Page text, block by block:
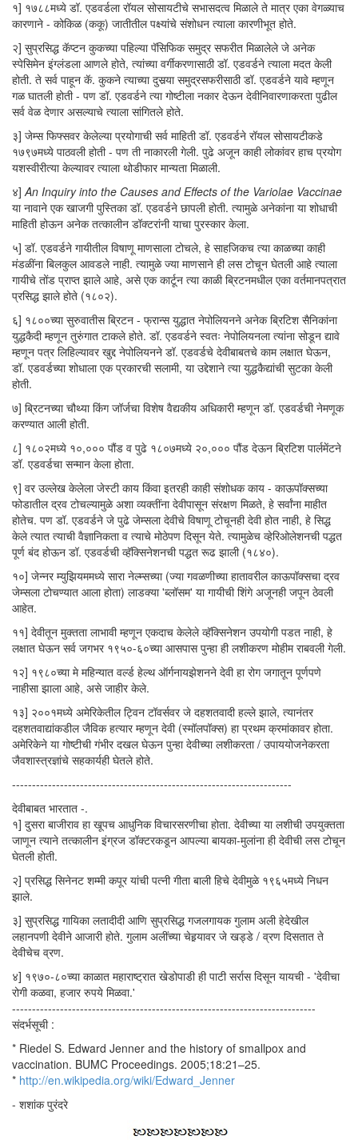
१] १७८८मध्ये डॉ. एडवर्डला रॉयल सोसायटीचे सभासदत्व मिळाले ते मात्र एका वेगळ्याच
कारणाने - कोकिळ (ककू) जातीतील पक्ष्यांचे संशोधन त्याला कारणीभूत होते.
२] सुप्रसिद्ध कॅप्टन कुकच्या पहिल्या पॅसिफिक समुद्र सफरीत मिळालेले जे अनेक
स्पेसिमेन इंग्लंडला आणले होते, त्यांच्या वर्गीकरणासाठी डॉ. एडवर्डने त्याला मदत केली
होती. ते सर्व पाहून कॅ. कुकने त्याच्या दुसर्‍या समुद्रसफरीसाठी डॉ. एडवर्डने यावे म्हणून
गळ घातली होती - पण डॉ. एडवर्डने त्या गोष्टीला नकार देऊन देवीनिवारणाकरता पुढील
सर्व वेळ देणार असल्याचे त्याला सांगितले होते.
३] जेम्स फिफ्सवर केलेल्या प्रयोगाची सर्व माहिती डॉ. एडवर्डने रॉयल सोसायटीकडे
१७९७मध्ये पाठवली होती - पण ती नाकारली गेली. पुढे अजून काही लोकांवर हाच प्रयोग
यशस्वीरीत्या केल्यावर त्याला थोडीफार मान्यता मिळाली.
४]An Inquiry into the Causes and Effects of the Variolae Vaccinae
या नावाने एक खाजगी पुस्तिका डॉ. एडवर्डने छापली होती. त्यामुळे अनेकांना या शोधाची
माहिती होऊन अनेक तत्कालीन डॉक्टरांनी याचा पुरस्कार केला.
५] डॉ. एडवर्डने गायीतील विषाणू माणसाला टोचले, हे साहजिकच त्या काळच्या काही
मंडळींना बिलकुल आवडले नाही. त्यामुळे ज्या माणसाने ही लस टोचून घेतली आहे त्याला
गायीचे तोंड प्राप्त झाले आहे, असे एक कार्टून त्या काळी ब्रिटनमधील एका वर्तमानपत्रात
प्रसिद्ध झाले होते (१८०२).
६] १८००च्या सुरुवातीस ब्रिटन - फ्रान्स युद्धात नेपोलियनने अनेक ब्रिटिश सैनिकांना
युद्धकैदी म्हणून तुरुंगात टाकले होते. डॉ. एडवर्डने स्वतः नेपोलियनला त्यांना सोडून द्यावे
म्हणून पत्र लिहिल्यावर खुद्द नेपोलियनने डॉ. एडवर्डचे देवीबाबतचे काम लक्षात घेऊन,
डॉ. एडवर्डच्या शोधाला एक प्रकारची सलामी, या उद्देशाने त्या युद्धकैद्यांची सुटका केली
होती.
७] ब्रिटनच्या चौथ्या किंग जॉर्जचा विशेष वैद्यकीय अधिकारी म्हणून डॉ. एडवर्डची नेमणूक
करण्यात आली होती.
८] १८०२मध्ये १०,००० पौंड व पुढे १८०७मध्ये २०,००० पौंड देऊन ब्रिटिश पार्लमेंटने
डॉ. एडवर्डचा सन्मान केला होता.
९] वर उल्लेख केलेला जेस्टी काय किंवा इतरही काही संशोधक काय - काऊपॉक्सच्या
फोडातील द्रव टोचल्यामुळे अशा व्यक्तींना देवीपासून संरक्षण मिळते, हे सर्वांना माहीत
होतेच. पण डॉ. एडवर्डने जे पुढे जेम्सला देवीचे विषाणू टोचूनही देवी होत नाही, हे सिद्ध
केले त्यात त्याची वैज्ञानिकता व त्याचे मोठेपण दिसून येते. त्यामुळेच व्हेरिओलेशनची पद्धत
पूर्ण बंद होऊन डॉ. एडवर्डची व्हॅक्सिनेशनची पद्धत रूढ झाली (१८४०).
१०] जेन्नर म्युझियममध्ये सारा नेल्म्सच्या (ज्या गवळणीच्या हातावरील काऊपॉक्सचा द्रव
जेम्सला टोचण्यात आला होता) लाडक्या 'ब्लॉसम' या गायीची शिंगे अजूनही जपून ठेवली
आहेत.
११] देवीतून मुक्तता लाभावी म्हणून एकदाच केलेले व्हॅक्सिनेशन उपयोगी पडत नाही, हे
लक्षात घेऊन सर्व जगभर १९५०-६०च्या आसपास पुन्हा ही लशीकरण मोहीम राबवली गेली.
१२] १९८०च्या मे महिन्यात वर्ल्ड हेल्थ ऑर्गनायझेशनने देवी हा रोग जगातून पूर्णपणे
नाहीसा झाला आहे, असे जाहीर केले.
१३] २००१मध्ये अमेरिकेतील ट्विन टॉवर्सवर जे दहशतवादी हल्ले झाले, त्यानंतर
दहशतवाद्यांकडील जैविक हत्यार म्हणून देवी (स्मॉलपॉक्स) हा प्रथम क्रमांकावर होता.
अमेरिकेने या गोष्टीची गंभीर दखल घेऊन पुन्हा देवीच्या लशीकरता / उपाययोजनेकरता
जैवशास्त्रज्ञांचे सहकार्यही घेतले होते.
----------------------------------------------------------------------
देवीबाबत भारतात -.
१] दुसरा बाजीराव हा खूपच आधुनिक विचारसरणीचा होता. देवीच्या या लशीची उपयुक्तता
जाणून त्याने तत्कालीन इंग्रज डॉक्टरकडून आपल्या बायका-मुलांना ही देवीची लस टोचून
घेतली होती.
२] प्रसिद्ध सिनेनट शम्मी कपूर यांची पत्नी गीता बाली हिचे देवीमुळे १९६५मध्ये निधन
झाले.
३] सुप्रसिद्ध गायिका लतादीदी आणि सुप्रसिद्ध गजलगायक गुलाम अली हेदेखील
लहानपणी देवीने आजारी होते. गुलाम अलींच्या चेहर्‍यावर जे खड्डे / व्रण दिसतात ते
देवीचेच व्रण.
४] १९७०-८०च्या काळात महाराष्ट्रात खेडोपाडी ही पाटी सर्रास दिसून यायची - 'देवीचा
रोगी कळवा, हजार रुपये मिळवा.'
----------------------------------------------------------------------------
संदर्भसूची :
* Riedel S. Edward Jenner and the history of smallpox and
vaccination. BUMC Proceedings. 2005;18:21–25.
* http://en.wikipedia.org/wiki/Edward_Jenner
- शशांक पुरंदरे